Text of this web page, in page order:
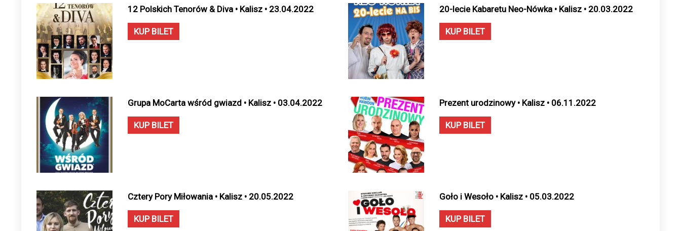
12 Polskich Tenorów & Diva • Kalisz • 23.04.2022
KUP BILET
20-lecie Kabaretu Neo-Nówka • Kalisz • 20.03.2022
KUP BILET
Grupa MoCarta wśród gwiazd • Kalisz • 03.04.2022
KUP BILET
Prezent urodzinowy • Kalisz • 06.11.2022
KUP BILET
Cztery Pory Miłowania • Kalisz • 20.05.2022
KUP BILET
Goło i Wesoło • Kalisz • 05.03.2022
KUP BILET